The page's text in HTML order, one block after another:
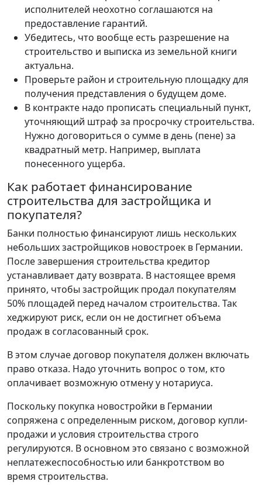
исполнителей неохотно соглашаются на
предоставление гарантий.
Убедитесь, что вообще есть разрешение на
строительство и выписка из земельной книги
актуальна.
Проверьте район и строительную площадку для
получения представления о будущем доме.
В контракте надо прописать специальный пункт,
уточняющий штраф за просрочку строительства.
Нужно договориться о сумме в день (пене) за
квадратный метр. Например, выплата
понесенного ущерба.
Как работает финансирование
строительства для застройщика и
покупателя?
Банки полностью финансируют лишь нескольких
небольших застройщиков новостроек в Германии.
После завершения строительства кредитор
устанавливает дату возврата. В настоящее время
принято, чтобы застройщик продал покупателям
50% площадей перед началом строительства. Так
хеджируют риск, если он не достигнет объема
продаж в согласованный срок.
В этом случае договор покупателя должен включать
право отказа. Надо уточнить вопрос о том, кто
оплачивает возможную отмену у нотариуса.
Поскольку покупка новостройки в Германии
сопряжена с определенным риском, договор купли-
продажи и условия строительства строго
регулируются. В основном это связано с возможной
неплатежеспособностью или банкротством во
время строительства.